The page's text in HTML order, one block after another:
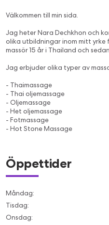
Välkommen till min sida.
Jag heter Nara Dechkhon och
olika utbildningar inom mitt yrke
massör 15 år i Thailand och
Jag erbjuder olika typer av
- Thaimassage
- Thai oljemassage
- Oljemassage
- Het oljemassage
- Fotmassage
- Hot Stone Massage
Öppettider
Måndag:
Tisdag:
Onsdag: